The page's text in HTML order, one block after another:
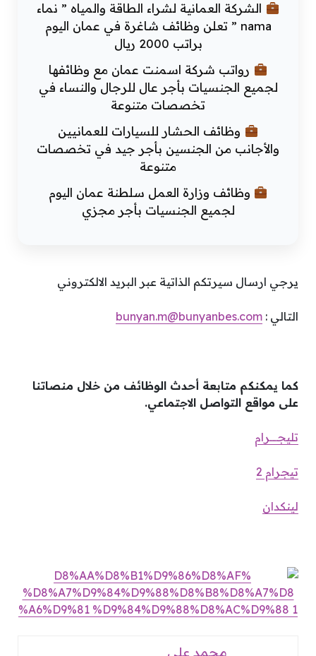
الشركة العمانية لشراء الطاقة والمياه ” نماء
nama ” تعلن وظائف شاغرة في عمان اليوم
براتب 2000 ريال
رواتب شركة اسمنت عمان مع وظائفها
لجميع الجنسيات بأجر عال للرجال والنساء في
تخصصات متنوعة
وظائف الحشار للسيارات للعمانيين
والأجانب من الجنسين بأجر جيد في تخصصات
متنوعة
وظائف وزارة العمل سلطنة عمان اليوم
لجميع الجنسيات بأجر مجزي
يرجي ارسال سيرتكم الذاتية عبر البريد الالكتروني
التالي : bunyan.m@bunyanbes.com
كما يمكنكم متابعة أحدث الوظائف من خلال منصاتنا
على مواقع التواصل الاجتماعي.
تليجـــــرام
تيجرام 2
لينكدان
محمد علي